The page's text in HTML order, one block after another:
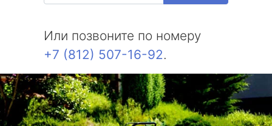
Или позвоните по номеру
+7 (812) 507-16-92.